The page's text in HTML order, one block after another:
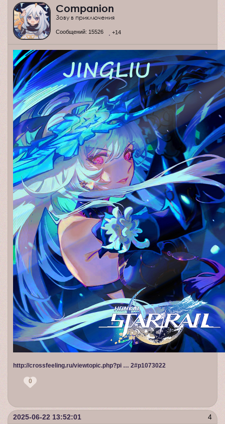
Companion
Зову в приключения
Сообщений: 15526 +14
http://crossfeeling.ru/viewtopic.php?pi … 2#p1073022
0
4
2025-06-22 13:52:01